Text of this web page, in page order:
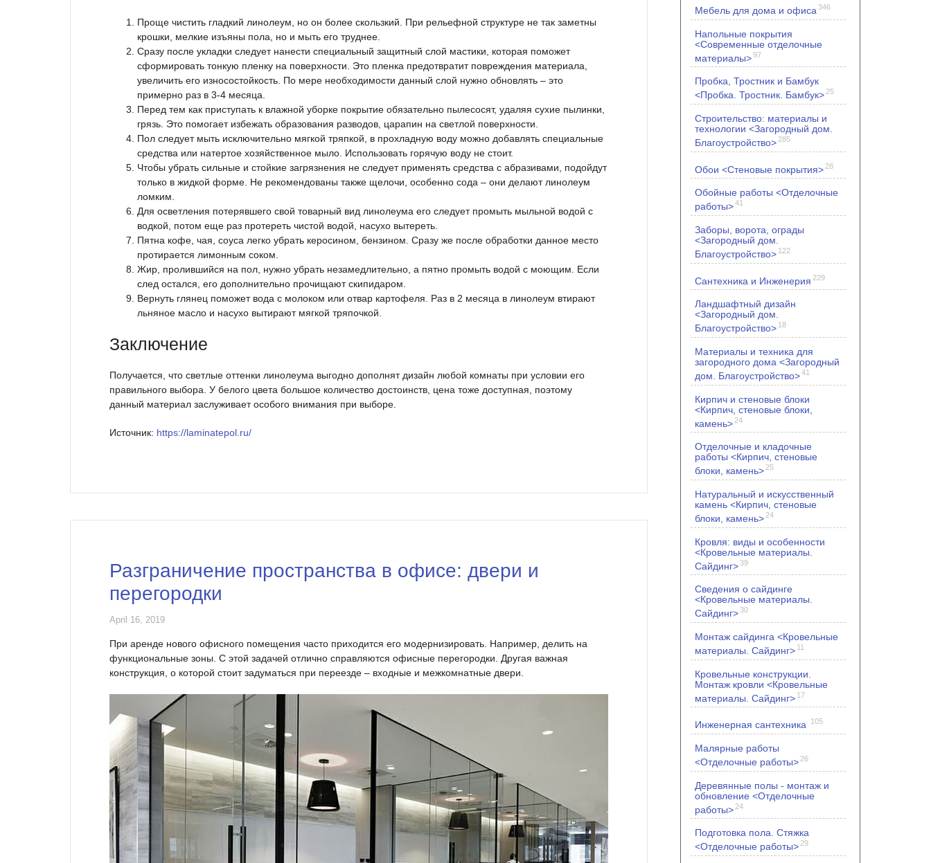
Проще чистить гладкий линолеум, но он более скользкий. При рельефной структуре не так заметны
крошки, мелкие изъяны пола, но и мыть его труднее.
Сразу после укладки следует нанести специальный защитный слой мастики, которая поможет
сформировать тонкую пленку на поверхности. Это пленка предотвратит повреждения материала,
увеличить его износостойкость. По мере необходимости данный слой нужно обновлять – это
примерно раз в 3-4 месяца.
Перед тем как приступать к влажной уборке покрытие обязательно пылесосят, удаляя сухие пылинки,
грязь. Это помогает избежать образования разводов, царапин на светлой поверхности.
Пол следует мыть исключительно мягкой тряпкой, в прохладную воду можно добавлять специальные
средства или натертое хозяйственное мыло. Использовать горячую воду не стоит.
Чтобы убрать сильные и стойкие загрязнения не следует применять средства с абразивами, подойдут
только в жидкой форме. Не рекомендованы также щелочи, особенно сода – они делают линолеум
ломким.
Для осветления потерявшего свой товарный вид линолеума его следует промыть мыльной водой с
водкой, потом еще раз протереть чистой водой, насухо вытереть.
Пятна кофе, чая, соуса легко убрать керосином, бензином. Сразу же после обработки данное место
протирается лимонным соком.
Жир, пролившийся на пол, нужно убрать незамедлительно, а пятно промыть водой с моющим. Если
след остался, его дополнительно прочищают скипидаром.
Вернуть глянец поможет вода с молоком или отвар картофеля. Раз в 2 месяца в линолеум втирают
льняное масло и насухо вытирают мягкой тряпочкой.
Заключение
Получается, что светлые оттенки линолеума выгодно дополнят дизайн любой комнаты при условии его
правильного выбора. У белого цвета большое количество достоинств, цена тоже доступная, поэтому
данный материал заслуживает особого внимания при выборе.
Источник: https://laminatepol.ru/
Разграничение пространства в офисе: двери и
перегородки
April 16, 2019
При аренде нового офисного помещения часто приходится его модернизировать. Например, делить на
функциональные зоны. С этой задачей отлично справляются офисные перегородки. Другая важная
конструкция, о которой стоит задуматься при переезде – входные и межкомнатные двери.
Мебель для дома и офиса 346
Напольные покрытия
<Современные отделочные
материалы>97
Пробка, Тростник и Бамбук
<Пробка. Тростник. Бамбук>25
Строительство: материалы и
технологии <Загородный дом.
Благоустройство> 285
Обои <Стеновые покрытия> 28
Обойные работы <Отделочные
работы>41
Заборы, ворота, ограды
<Загородный дом.
Благоустройство> 122
Сантехника и Инженерия 229
Ландшафтный дизайн
<Загородный дом.
Благоустройство> 18
Материалы и техника для
загородного дома <Загородный
дом. Благоустройство>41
Кирпич и стеновые блоки
<Кирпич, стеновые блоки,
камень> 24
Отделочные и кладочные
работы <Кирпич, стеновые
блоки, камень> 25
Натуральный и искусственный
камень <Кирпич, стеновые
блоки, камень> 24
Кровля: виды и особенности
<Кровельные материалы.
Сайдинг>39
Сведения о сайдинге
<Кровельные материалы.
Сайдинг>30
Монтаж сайдинга <Кровельные
материалы. Сайдинг> 11
Кровельные конструкции.
Монтаж кровли <Кровельные
материалы. Сайдинг> 17
Инженерная сантехника 105
Малярные работы
<Отделочные работы> 26
Деревянные полы - монтаж и
обновление <Отделочные
работы> 24
Подготовка пола. Стяжка
<Отделочные работы> 29